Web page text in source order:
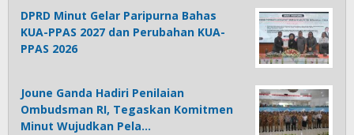
DPRD Minut Gelar Paripurna Bahas
KUA-PPAS 2027 dan Perubahan KUA-
PPAS 2026
Joune Ganda Hadiri Penilaian
Ombudsman RI, Tegaskan Komitmen
Minut Wujudkan Pela…